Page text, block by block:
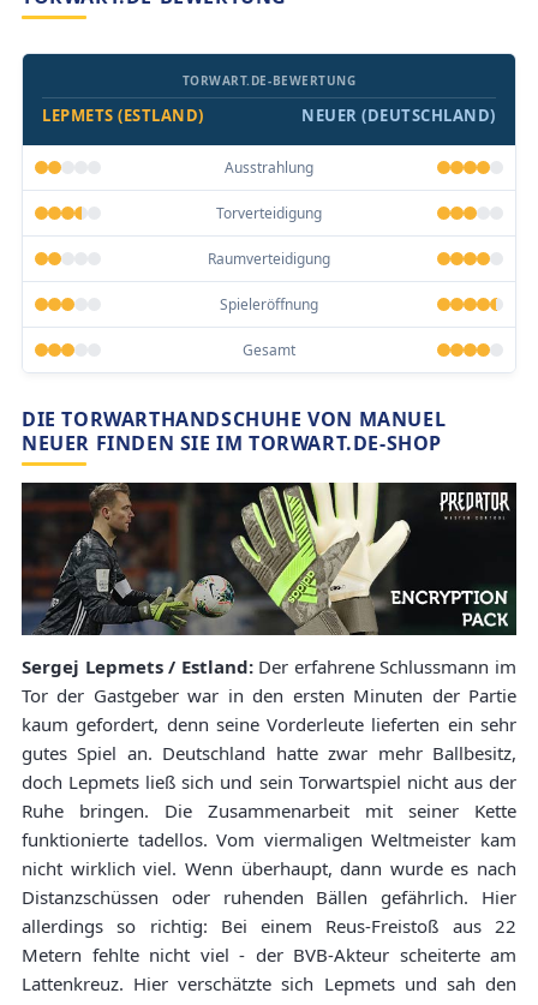
LEPMETS (ESTLAND)
TORWART.DE-BEWERTUNG
NEUER (DEUTSCHLAND)
Ausstrahlung
Torverteidigung
Raumverteidigung
Spieleröffnung
Gesamt
DIE TORWARTHANDSCHUHE VON MANUEL
NEUER FINDEN SIE IM TORWART.DE-SHOP
Sergej Lepmets / Estland: Der erfahrene Schlussmann im
Tor der Gastgeber war in den ersten Minuten der Partie
kaum gefordert, denn seine Vorderleute lieferten ein sehr
gutes Spiel an. Deutschland hatte zwar mehr Ballbesitz,
doch Lepmets ließ sich und sein Torwartspiel nicht aus der
Ruhe bringen. Die Zusammenarbeit mit seiner Kette
funktionierte tadellos. Vom viermaligen Weltmeister kam
nicht wirklich viel. Wenn überhaupt, dann wurde es nach
Distanzschüssen oder ruhenden Bällen gefährlich. Hier
allerdings so richtig: Bei einem Reus-Freistoß aus 22
Metern fehlte nicht viel - der BVB-Akteur scheiterte am
Lattenkreuz. Hier verschätzte sich Lepmets und sah den